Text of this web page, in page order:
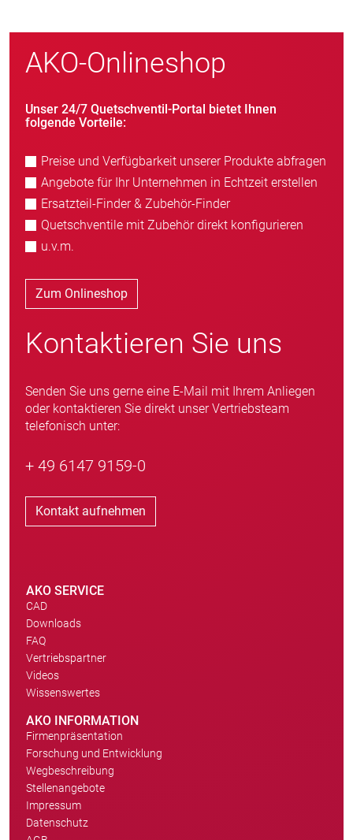
AKO-Onlineshop
Unser 24/7 Quetschventil-Portal bietet Ihnen
folgende Vorteile:
Preise und Verfügbarkeit unserer Produkte abfragen
Angebote für Ihr Unternehmen in Echtzeit erstellen
Ersatzteil-Finder & Zubehör-Finder
Quetschventile mit Zubehör direkt konfigurieren
u.v.m.
Zum Onlineshop
Kontaktieren Sie uns
Senden Sie uns gerne eine E-Mail mit Ihrem Anliegen
oder kontaktieren Sie direkt unser Vertriebsteam
telefonisch unter:
+ 49 6147 9159-0
Kontakt aufnehmen
AKO SERVICE
CAD
Downloads
FAQ
Vertriebspartner
Videos
Wissenswertes
AKO INFORMATION
Firmenpräsentation
Forschung und Entwicklung
Wegbeschreibung
Stellenangebote
Impressum
Datenschutz